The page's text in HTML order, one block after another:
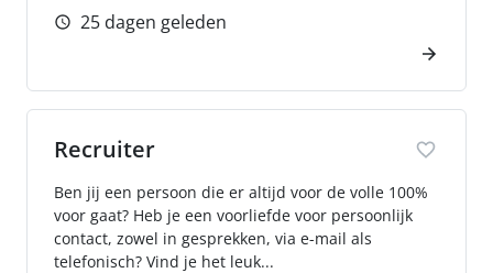
25 dagen geleden
Recruiter
Ben jij een persoon die er altijd voor de volle 100%
voor gaat? Heb je een voorliefde voor persoonlijk
contact, zowel in gesprekken, via e-mail als
telefonisch? Vind je het leuk...